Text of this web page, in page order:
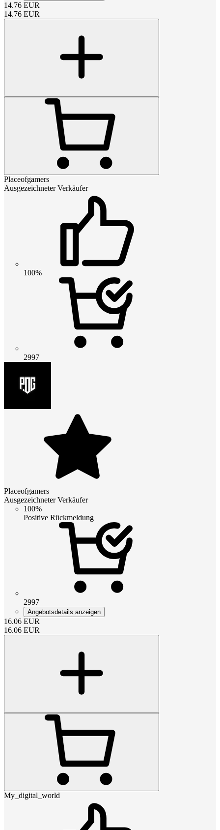
14.76 EUR
14.76 EUR
Placeofgamers
Ausgezeichneter Verkäufer
100%
2997
Placeofgamers
Ausgezeichneter Verkäufer
100%
Positive Rückmeldung
2997
Angebotsdetails anzeigen
16.06 EUR
16.06 EUR
My_digital_world